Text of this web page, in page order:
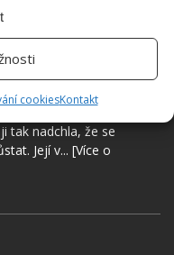
cookiesKontaktse
svých studií a práce
tak nadchla, že se
Její v... [Více o